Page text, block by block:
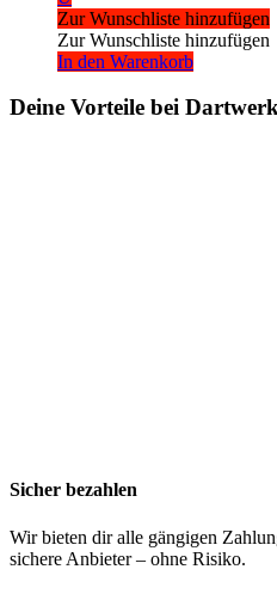
Zur Wunschliste hinzufügen
Zur Wunschliste hinzufügen
In den Warenkorb
Deine Vorteile bei
Sicher bezahlen
Wir bieten dir alle gängigen
sichere Anbieter – ohne Risiko.